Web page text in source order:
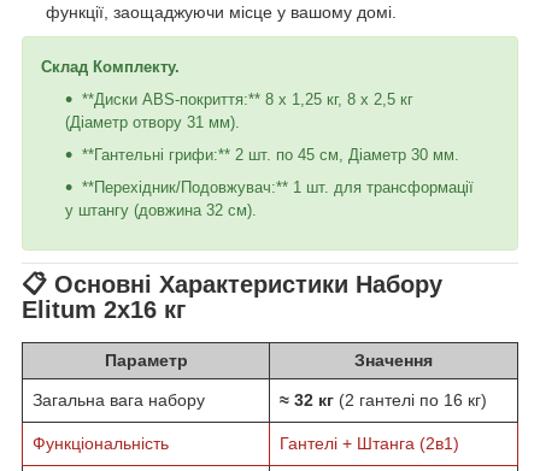
функції, заощаджуючи місце у вашому домі.
Склад Комплекту.
**Диски ABS-покриття:** 8 х 1,25 кг, 8 х 2,5 кг
(Діаметр отвору 31 мм).
**Гантельні грифи:** 2 шт. по 45 см, Діаметр 30 мм.
**Перехідник/Подовжувач:** 1 шт. для трансформації
у штангу (довжина 32 см).
📋 Основні Характеристики Набору
Elitum 2х16 кг
Параметр Значення
Загальна вага набору ≈ 32 кг (2 гантелі по 16 кг)
Функціональність Гантелі + Штанга (2в1)